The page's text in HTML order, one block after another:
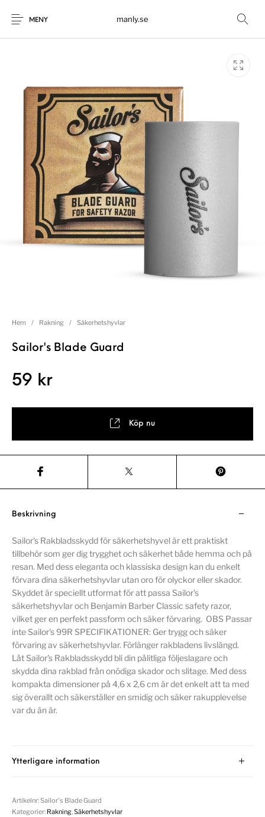
MENY manly.se
Hem / Rakning / Säkerhetshyvlar
Sailor's Blade Guard
59 kr
Köp nu
Beskrivning
Sailor's Rakbladsskydd för säkerhetshyvel är ett praktiskt
tillbehör som ger dig trygghet och säkerhet både hemma och på
resan. Med dess eleganta och klassiska design kan du enkelt
förvara dina säkerhetshyvlar utan oro för olyckor eller skador.
Skyddet är speciellt utformat för att passa Sailor's
säkerhetshyvlar och Benjamin Barber Classic safety razor,
vilket ger en perfekt passform och säker förvaring. OBS Passar
inte Sailor's 99R SPECIFIKATIONER: Ger trygg och säker
förvaring av säkerhetshyvlar. Förlänger rakbladens livslängd.
Låt Sailor's Rakbladsskydd bli din pålitliga följeslagare och
skydda dina rakblad från onödiga skador och slitage. Med dess
kompakta dimensioner på 4,6 x 2,6 cm är det enkelt att ta med
sig överallt och säkerställer en smidig och säker rakupplevelse
var du än är.
Ytterligare information
Artikelnr:Sailor's Blade Guard
Kategorier: Rakning ,Säkerhetshyvlar